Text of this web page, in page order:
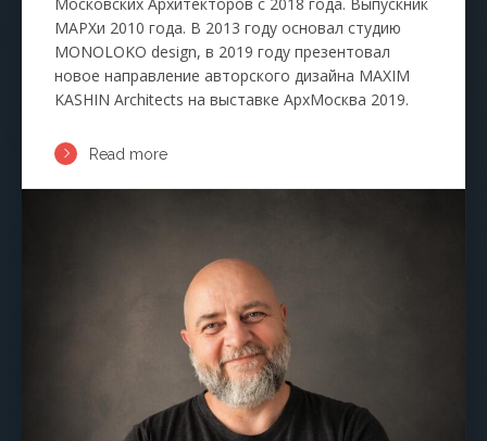
МАРХи 2010 года. В 2013 году основал студию
MONOLOKO design, в 2019 году презентовал
новое направление авторского дизайна MAXIM
KASHIN Architects на выставке АрхМосква 2019.
Read more